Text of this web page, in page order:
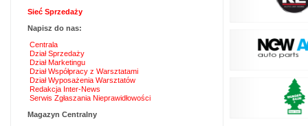
Sieć Sprzedaży
Napisz do nas:
Centrala
Dział Sprzedaży
Dział Marketingu
Dział Współpracy z Warsztatami
Dział Wyposażenia Warsztatów
Redakcja Inter-News
Serwis Zgłaszania Nieprawidłowości
Magazyn Centralny